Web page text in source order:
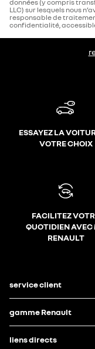
données (y compris
LLC) sur lesquels nous
responsable de
confidentialité,
ESSAYEZ LA
VOTRE CHOIX
FACILITEZ
QUOTIDIEN AVEC
RENAULT
service client
gamme Renault
liens directs